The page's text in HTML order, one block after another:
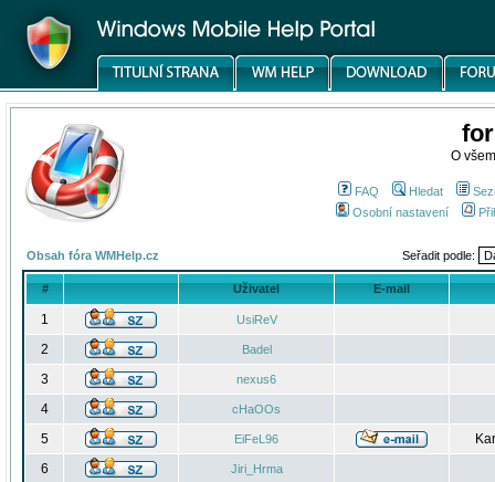
O
FAQ Hledat
Osobní nastavení
Obsah fóra WMHelp.cz Seřadit podle:
# Uživatel E-mail
1 UsiReV
2 Badel
3 nexus6
4 cHaOOs
5 EiFeL96
6
Jiri_Hrma